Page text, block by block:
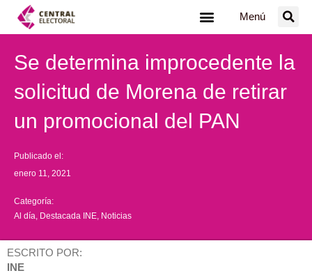
Menú
Se determina improcedente la
solicitud de Morena de retirar
un promocional del PAN
Publicado el:
enero 11, 2021
Categoría:
Al día Destacada INE Noticias
ESCRITO POR:
INE